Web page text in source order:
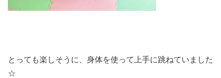
とっても楽しそうに、身体を使って上手に跳ねていました
☆